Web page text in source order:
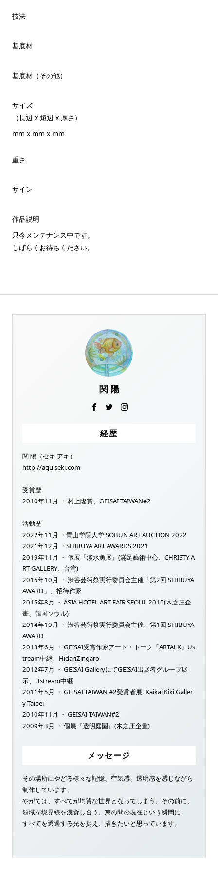
技法
基底材
基底材（その他）
サイズ
（長辺 x 短辺 x 厚さ）
mm x mm x mm
重さ
サイン
作品説明
只今メンテナンス中です。
しばらくお待ちください。
関 陽
経歴
関 陽（セキ アキ）
http://aquiseki.com
受賞歴
2010年11月 ・ 村上隆賞、GEISAI TAIWAN#2
活動歴
2022年11月 ・青山学院大学 SOBUN ART AUCTION 2022
2021年12月 ・SHIBUYA ART AWARDS 2021
2019年11月 ・ 個展『淡水魚展』(滿足藝術中心、CHRISTY A
RT GALLERY、台湾)
2015年10月 ・ 渋谷芸術祭実行委員会主催「第2回 SHIBUYA
AWARD」、招待作家
2015年8月 ・ ASIA HOTEL ART FAIR SEOUL 2015(木之庄企
畫、韓国ソウル)
2014年10月 ・ 渋谷芸術祭実行委員会主催、第1回 SHIBUYA
AWARD
2013年6月 ・ GEISAI受賞作家アート・トーク「ARTALK」Us
tream中継、HidariZingaro
2012年7月 ・ GEISAI GalleryにてGEISAI出展者グループ展
示、Ustream中継
2011年5月 ・ GEISAI TAIWAN #2受賞者展, Kaikai Kiki Galler
y Taipei
2010年11月 ・ GEISAI TAIWAN#2
2009年3月 ・ 個展『透明庭園』(木之庄企畫)
メッセージ
その場所にやどる様々な記憶、空気感、透明感を感じながら
制作しています。
やがては、すべてが均質な世界となってしまう、その前に、
領域が境界線を浸食し合う、束の間の現在という瞬間に、
すべてを透過する光を捉え、描きたいと思っています。